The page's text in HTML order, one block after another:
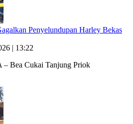
Penyelundupan Harley Bekas
| 13:22
– Bea Cukai Tanjung Priok